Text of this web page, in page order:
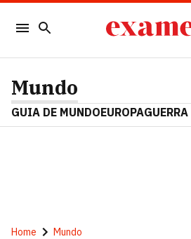
Mundo
GUIA DE MUNDOEUROPA
Home Mundo